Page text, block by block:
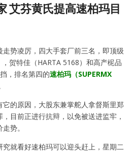
艾芬黄氏提高速柏玛目
势凌厉，四大手套厂前三名，即顶级
贺特佳（HARTA 5168）和高产柅品
，排名第四的速柏玛（SUPERMX
的原因，大股东兼掌舵人拿督斯里郑
目前正进行抗辩，以免被送进监牢，
势。
就看好速柏玛可以迎头赶上，星期二